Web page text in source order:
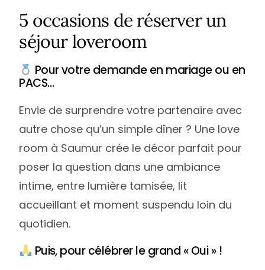
5 occasions de réserver un
séjour loveroom
Pour votre demande en mariage ou en
PACS…
Envie de surprendre votre partenaire avec
autre chose qu’un simple dîner ? Une love
room à Saumur crée le décor parfait pour
poser la question dans une ambiance
intime, entre lumière tamisée, lit
accueillant et moment suspendu loin du
quotidien.
Puis, pour célébrer le grand « Oui » !